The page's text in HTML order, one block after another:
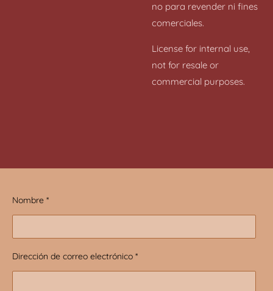
no para revender ni fines
comerciales.
License for internal use,
not for resale or
commercial purposes.
Nombre *
Dirección de correo electrónico *